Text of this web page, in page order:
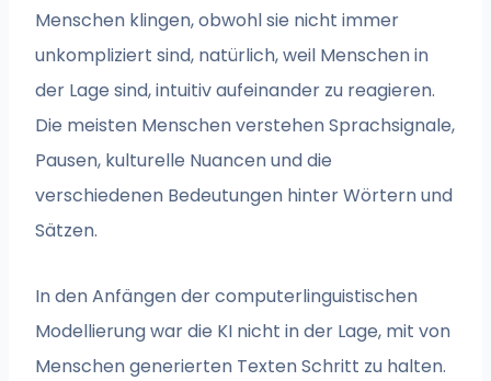
Menschen klingen, obwohl sie nicht immer
unkompliziert sind, natürlich, weil Menschen in
der Lage sind, intuitiv aufeinander zu reagieren.
Die meisten Menschen verstehen Sprachsignale,
Pausen, kulturelle Nuancen und die
verschiedenen Bedeutungen hinter Wörtern und
Sätzen.
In den Anfängen der computerlinguistischen
Modellierung war die KI nicht in der Lage, mit von
Menschen generierten Texten Schritt zu halten.